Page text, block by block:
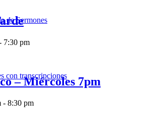
de Sermones
con transcripciones
7:30 pm
– Miércoles 7pm
- 8:30 pm